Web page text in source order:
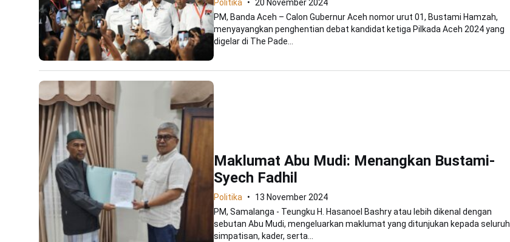
Politika
20 November 2024
PM, Banda Aceh – Calon Gubernur Aceh nomor urut 01, Bustami Hamzah,
menyayangkan penghentian debat kandidat ketiga Pilkada Aceh 2024 yang
digelar di The Pade...
Maklumat Abu Mudi: Menangkan Bustami-
Syech Fadhil
Politika
13 November 2024
PM, Samalanga - Teungku H. Hasanoel Bashry atau lebih dikenal dengan
sebutan Abu Mudi, mengeluarkan maklumat yang ditunjukan kepada seluruh
simpatisan, kader, serta...